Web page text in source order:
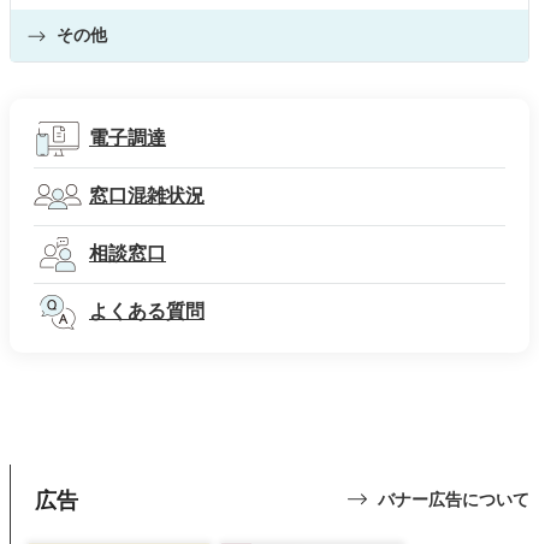
その他
電子調達
窓口混雑状況
相談窓口
よくある質問
広告 バナー広告について